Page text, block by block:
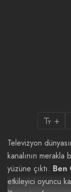
+
Televizyon
kanalının
yüzüne çıktı. Ben
etkileyici oyuncu